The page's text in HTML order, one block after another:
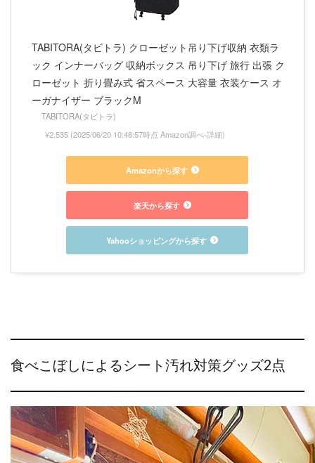
TABITORA(タビトラ) クローゼット吊り下げ収納 衣類ラ
ック インナーバッグ 収納ボックス 吊り下げ 旅行 出張 ク
ローゼット 折り畳み式 省スペース 大容量 衣装ケース オ
ーガナイザー ブラックM
TABITORA(タビトラ)
¥2,535 (2025/06/20 10:48:57時点 Amazon調べ-詳細)
Amazonから探す
楽天から探す
Yahooショッピングから探す
食べこぼしによるシート汚れ対策グッズ2点